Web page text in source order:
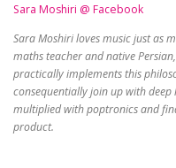
Sara Moshiri @ Facebook
Sara Moshiri loves music just as
maths teacher and native
practically implements this
consequentially join up with
multiplied with poptronics and
product.